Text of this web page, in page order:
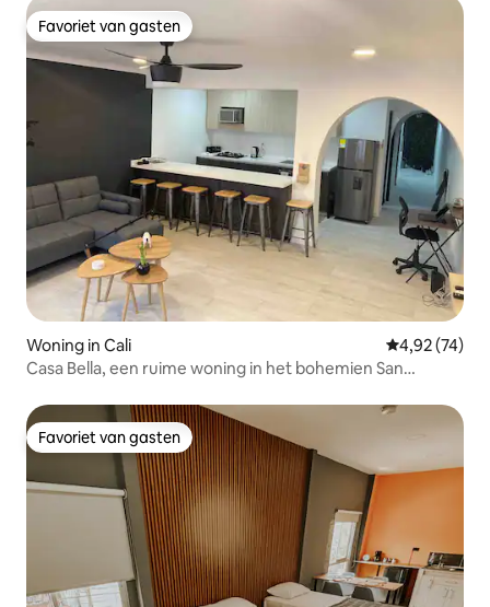
Favoriet van gasten
Favoriet van gasten
Woning in Cali Gemiddelde
4,92 (74)
Casa Bella, een ruime woning in het bohemien San
Favoriet van gasten
Favoriet van gasten